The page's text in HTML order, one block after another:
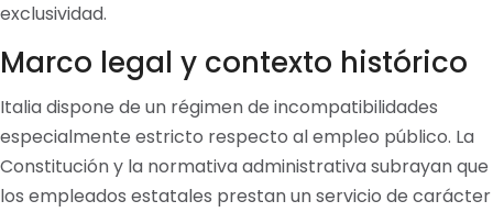
exclusividad.
Marco legal y contexto histórico
Italia dispone de un régimen de incompatibilidades
especialmente estricto respecto al empleo público. La
Constitución y la normativa administrativa subrayan que
los empleados estatales prestan un servicio de carácter